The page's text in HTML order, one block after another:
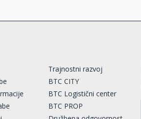
Trajnostni razvoj
BTC CITY
BTC Logistični center
BTC PROP